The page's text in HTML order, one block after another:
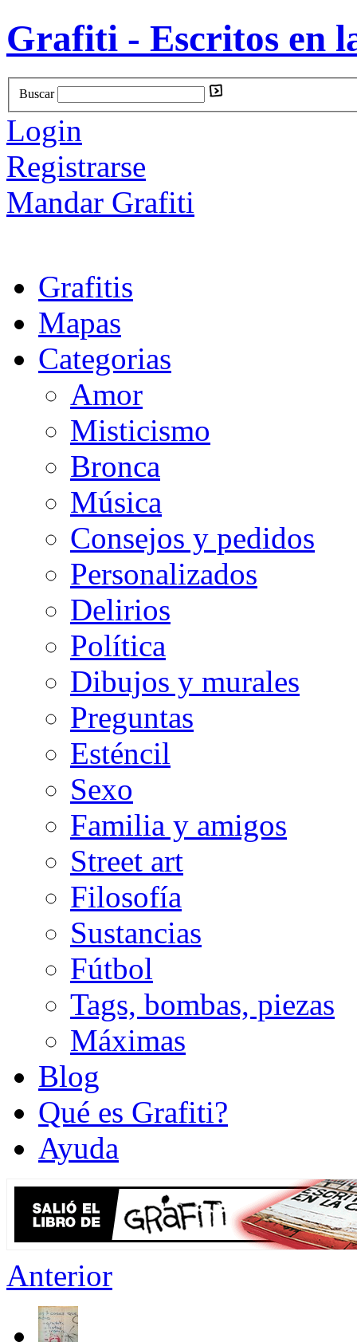
Grafiti - Escritos en
Buscar
Login
Registrarse
Mandar Grafiti
Grafitis
Mapas
Categorias
Amor
Misticismo
Bronca
Música
Consejos y pedidos
Personalizados
Delirios
Política
Dibujos y murales
Preguntas
Esténcil
Sexo
Familia y amigos
Street art
Filosofía
Sustancias
Fútbol
Tags, bombas, piezas
Máximas
Blog
Qué es Grafiti?
Ayuda
Anterior